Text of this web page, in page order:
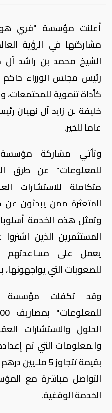
أعلنت مؤسسة "فري
مشاركتها في الرؤية
الشيخ محمد بن راشد آل
رئيس مجلس الوزراء حاكم
كأداة تنموية للمجتمعات،
عاما للخير.
وتأتي مشاركة
للمعلومات" عن طرق
متكاملة للاستشارات
المتعثرة ممن يبحثون
وتمثل هذه الخدمة
المستثمرين الذين
يعمل على مساعدتهم
للصعوبات التي يواجهونها،
وقد تكفلت مؤسسة
الحلول والاستشارات
والمعلومات التي تم
بقيمة تتجاوز 5
التواصل مباشرةً مع
الخدمة الوقفية.